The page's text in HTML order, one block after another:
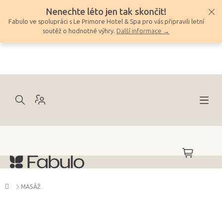
obsah
Nenechte léto jen tak skončit!
Fabulo ve spolupráci s Le Primore Hotel & Spa pro vás připravili letní
soutěž o hodnotné výhry. Další informace →
NÁKUPNÍ
KOŠÍK
Domů
MASÁŽ